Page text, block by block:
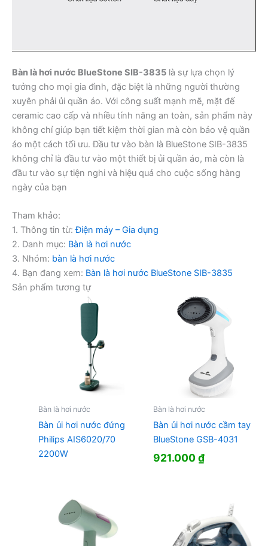
Bàn là hơi nước BlueStone SIB-3835 là sự lựa chọn lý
tưởng cho mọi gia đình, đặc biệt là những người thường
xuyên phải ủi quần áo. Với công suất mạnh mẽ, mặt đế
ceramic cao cấp và nhiều tính năng an toàn, sản phẩm này
không chỉ giúp bạn tiết kiệm thời gian mà còn bảo vệ quần
áo một cách tối ưu. Đầu tư vào bàn là BlueStone SIB-3835
không chỉ là đầu tư vào một thiết bị ủi quần áo, mà còn là
đầu tư vào sự tiện nghi và hiệu quả cho cuộc sống hàng
ngày của bạn
Tham khảo:
1. Thông tin từ:Điện máy – Gia dụng
2. Danh mục: Bàn là hơi nước
3. Nhóm: bàn là hơi nước
4. Bạn đang xem: Bàn là hơi nước BlueStone SIB-3835
Sản phẩm tương tự
Bàn là hơi nước
Bàn ủi hơi nước đứng
Philips AIS6020/70
2200W
Bàn là hơi nước
Bàn ủi hơi nước cầm tay
BlueStone GSB-4031
921.000₫